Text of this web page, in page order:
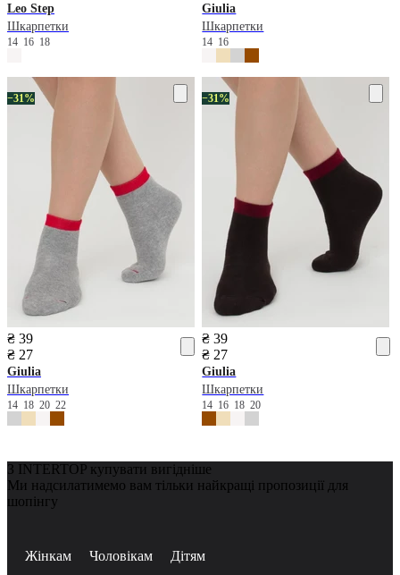
Leo Step
Шкарпетки
14 16 18
Giulia
Шкарпетки
14 16
−31%
₴ 39
₴ 27
Giulia
Шкарпетки
14 18 20 22
−31%
₴ 39
₴ 27
Giulia
Шкарпетки
14 16 1820
З INTERTOP купувати вигідніше
Ми надсилатимемо вам тільки найкращі пропозиції для
шопінгу
Жінкам Чоловікам Дітям